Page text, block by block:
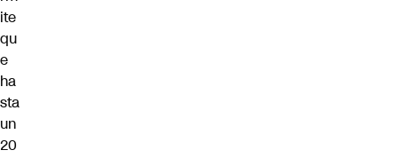
ite
qu
e
ha
sta
un
20